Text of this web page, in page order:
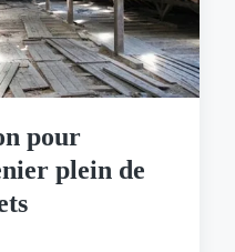
pour
plein de